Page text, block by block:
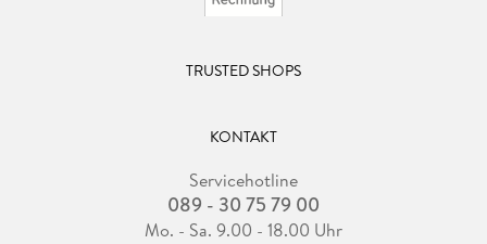
TRUSTED SHOPS
KONTAKT
Servicehotline
089 - 30 75 79 00
Mo. - Sa. 9.00 - 18.00 Uhr